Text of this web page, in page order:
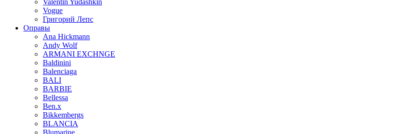
Valentin Yudashkin
Vogue
Григорий Лепс
Оправы
Ana Hickmann
Andy Wolf
ARMANI EXCHNGE
Baldinini
Balenciaga
BALI
BARBIE
Bellessa
Ben.x
Bikkembergs
BLANCIA
Blumarine